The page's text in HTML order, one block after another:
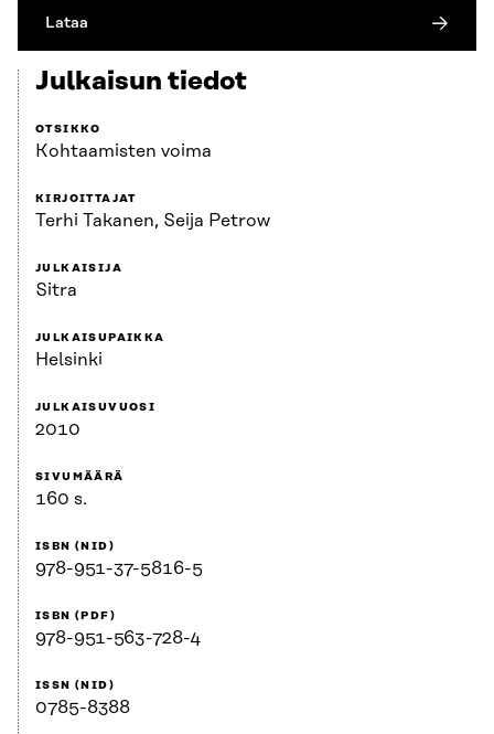
Lataa
Julkaisun tiedot
OTSIKKO
Kohtaamisten voima
KIRJOITTAJAT
Terhi Takanen, Seija Petrow
JULKAISIJA
Sitra
JULKAISUPAIKKA
Helsinki
JULKAISUVUOSI
2010
SIVUMÄÄRÄ
160 s.
ISBN (NID)
978-951-37-5816-5
ISBN (PDF)
978-951-563-728-4
ISSN (NID)
0785-8388